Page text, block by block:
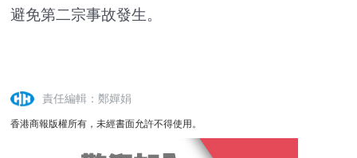
避免第二宗事故發生。
責任編輯：鄭嬋娟
香港商報版權所有，未經書面允許不得使用。